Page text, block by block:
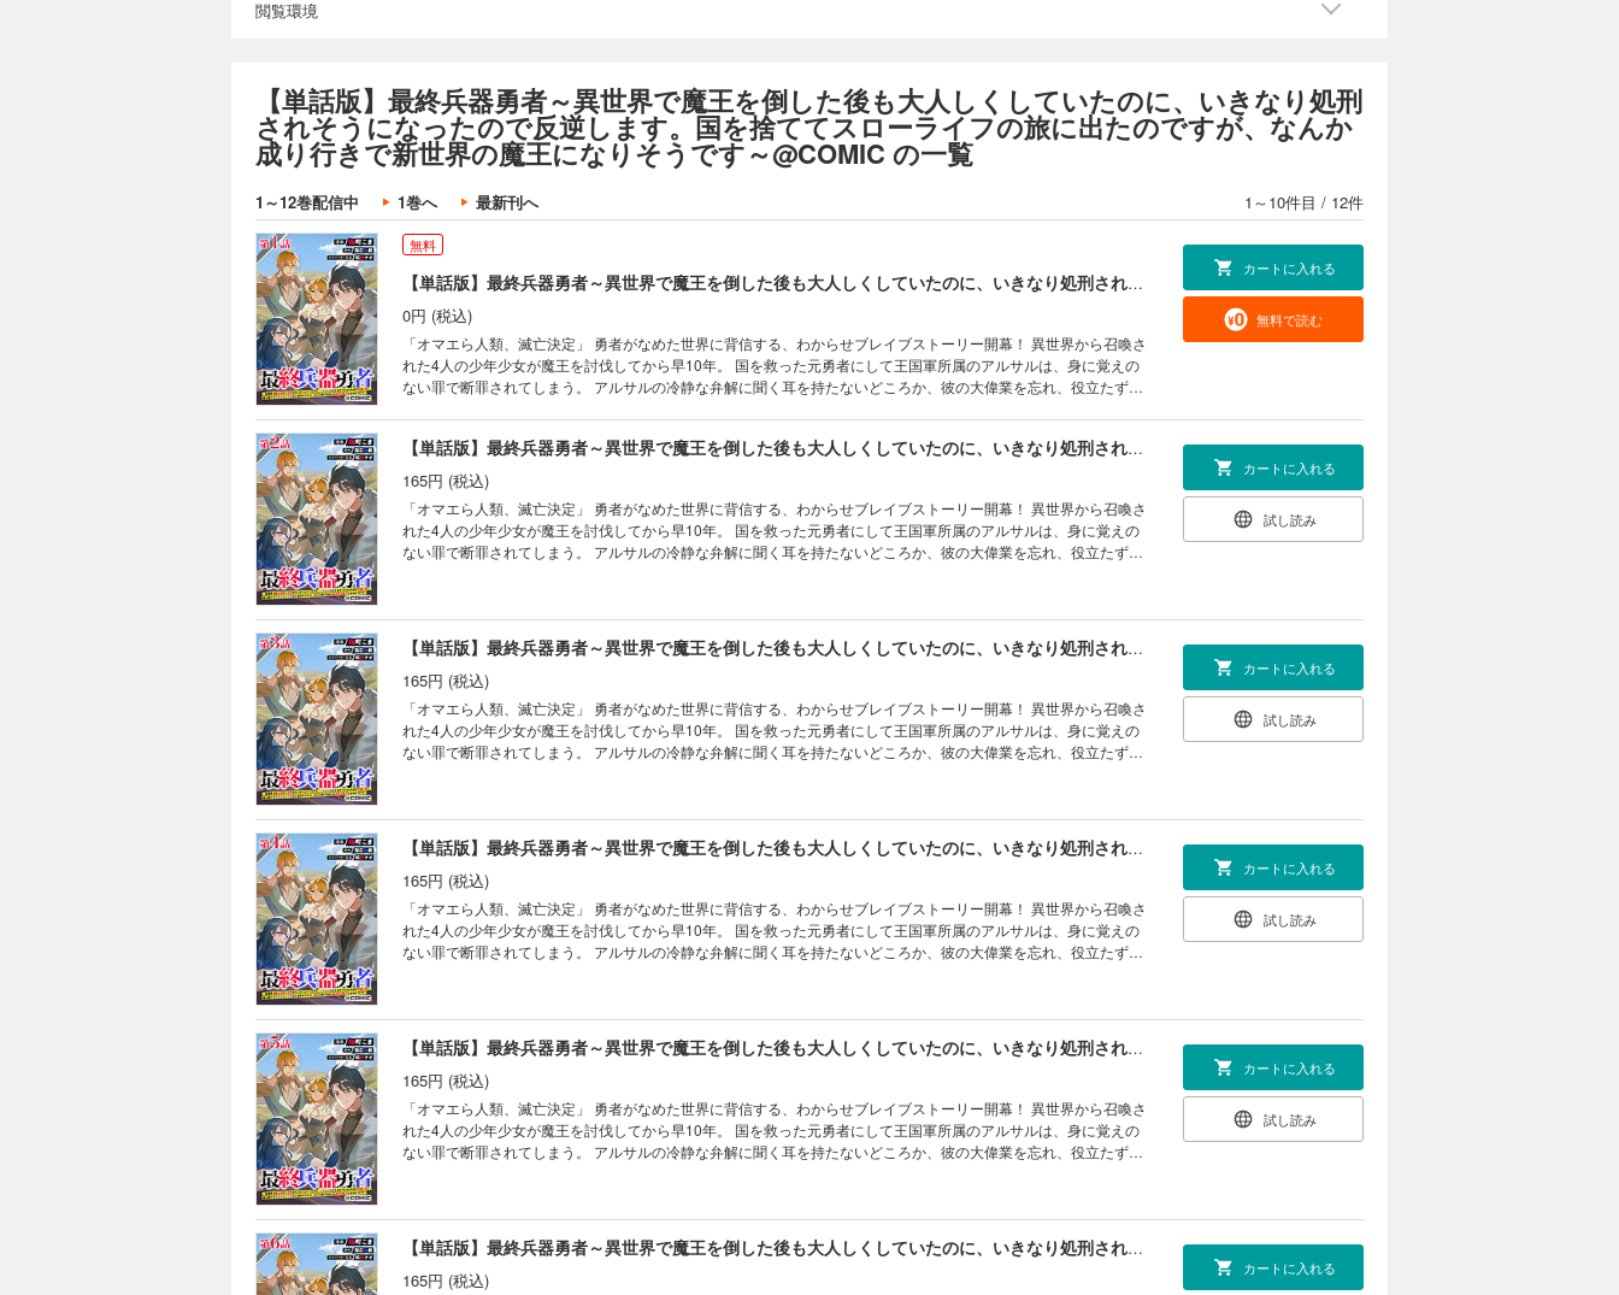
閲覧環境
【単話版】最終兵器勇者～異世界で魔王を倒した後も大人しくしていたのに、いきなり処刑
されそうになったので反逆します。国を捨ててスローライフの旅に出たのですが、なんか
成り行きで新世界の魔王になりそうです～@COMIC の一覧
1～12巻配信中 1巻へ 最新刊へ 1～10件目 / 12件
無料
【単話版】最終兵器勇者～異世界で魔王を倒した後も大人しくしていたのに、いきなり処刑されそうになったので反逆します。国を捨ててスローライフの旅に出たのですが、なんか成り行きで新世界の魔王になりそうです～@COMIC 第1話
0円 (税込)
「オマエら人類、滅亡決定」 勇者がなめた世界に背信する、わからせブレイブストーリー開幕！ 異世界から召喚さ
れた4人の少年少女が魔王を討伐してから早10年。 国を救った元勇者にして王国軍所属のアルサルは、身に覚えの
ない罪で断罪されてしまう。 アルサルの冷静な弁解に聞く耳を持たないどころか、彼の大偉業を忘れ、役立たずの
威扱いされてしまう!? 「オマエら滅亡決定」 元勇者がなめた世界に背信する、わからせブレイブストーリー開
幕！！
カートに入れる
無料で読む
【単話版】最終兵器勇者～異世界で魔王を倒した後も大人しくしていたのに、いきなり処刑されそうになったので反逆します。国を捨ててスローライフの旅に出たのですが、なんか成り行きで新世界の魔王になりそうです～@COMIC 第2話
165円 (税込)
「オマエら人類、滅亡決定」 勇者がなめた世界に背信する、わからせブレイブストーリー開幕！ 異世界から召喚さ
れた4人の少年少女が魔王を討伐してから早10年。 国を救った元勇者にして王国軍所属のアルサルは、身に覚えの
ない罪で断罪されてしまう。 アルサルの冷静な弁解に聞く耳を持たないどころか、彼の大偉業を忘れ、役立たずの
威扱いされてしまう!? 「オマエら滅亡決定」 元勇者がなめた世界に背信する、わからせブレイブストーリー開
幕！！
カートに入れる
試し読み
【単話版】最終兵器勇者～異世界で魔王を倒した後も大人しくしていたのに、いきなり処刑されそうになったので反逆します。国を捨ててスローライフの旅に出たのですが、なんか成り行きで新世界の魔王になりそうです～@COMIC 第3話
165円 (税込)
「オマエら人類、滅亡決定」 勇者がなめた世界に背信する、わからせブレイブストーリー開幕！ 異世界から召喚さ
れた4人の少年少女が魔王を討伐してから早10年。 国を救った元勇者にして王国軍所属のアルサルは、身に覚えの
ない罪で断罪されてしまう。 アルサルの冷静な弁解に聞く耳を持たないどころか、彼の大偉業を忘れ、役立たずの
威扱いされてしまう!? 「オマエら滅亡決定」 元勇者がなめた世界に背信する、わからせブレイブストーリー開
幕！！
カートに入れる
試し読み
【単話版】最終兵器勇者～異世界で魔王を倒した後も大人しくしていたのに、いきなり処刑されそうになったので反逆します。国を捨ててスローライフの旅に出たのですが、なんか成り行きで新世界の魔王になりそうです～@COMIC 第4話
165円 (税込)
「オマエら人類、滅亡決定」 勇者がなめた世界に背信する、わからせブレイブストーリー開幕！ 異世界から召喚さ
れた4人の少年少女が魔王を討伐してから早10年。 国を救った元勇者にして王国軍所属のアルサルは、身に覚えの
ない罪で断罪されてしまう。 アルサルの冷静な弁解に聞く耳を持たないどころか、彼の大偉業を忘れ、役立たずの
威扱いされてしまう!? 「オマエら滅亡決定」 元勇者がなめた世界に背信する、わからせブレイブストーリー開
幕！！
カートに入れる
試し読み
【単話版】最終兵器勇者～異世界で魔王を倒した後も大人しくしていたのに、いきなり処刑されそうになったので反逆します。国を捨ててスローライフの旅に出たのですが、なんか成り行きで新世界の魔王になりそうです～@COMIC 第5話
165円 (税込)
「オマエら人類、滅亡決定」 勇者がなめた世界に背信する、わからせブレイブストーリー開幕！ 異世界から召喚さ
れた4人の少年少女が魔王を討伐してから早10年。 国を救った元勇者にして王国軍所属のアルサルは、身に覚えの
ない罪で断罪されてしまう。 アルサルの冷静な弁解に聞く耳を持たないどころか、彼の大偉業を忘れ、役立たずの
威扱いされてしまう!? 「オマエら滅亡決定」 元勇者がなめた世界に背信する、わからせブレイブストーリー開
幕！！
カートに入れる
試し読み
【単話版】最終兵器勇者～異世界で魔王を倒した後も大人しくしていたのに、いきなり処刑されそうになったので反逆します。国を捨ててスローライフの旅に出たのですが、なんか成り行きで新世界の魔王になりそうです～@COMIC 第6話
165円 (税込)
カートに入れる